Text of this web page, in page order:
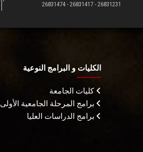
26831231 - 26831417 - 26831474
الكليات و البرامج النوعية
كليات الجامعة
برامج المرحلة الجامعية الأولى
برامج الدراسات العليا